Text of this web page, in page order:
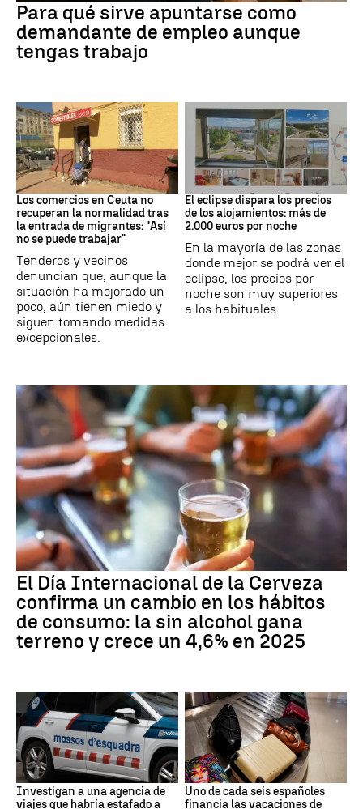
Para qué sirve apuntarse como
demandante de empleo aunque
tengas trabajo
Crisis migrantes
Los comercios en Ceuta no
recuperan la normalidad tras
la entrada de migrantes: "Así
no se puede trabajar"
Tenderos y vecinos
denuncian que, aunque la
situación ha mejorado un
poco, aún tienen miedo y
siguen tomando medidas
excepcionales.
Eclipse solar
El eclipse dispara los precios
de los alojamientos: más de
2.000 euros por noche
En la mayoría de las zonas
donde mejor se podrá ver el
eclipse, los precios por
noche son muy superiores
a los habituales.
El Día Internacional de la Cerveza
confirma un cambio en los hábitos
de consumo: la sin alcohol gana
terreno y crece un 4,6% en 2025
Investigan a una agencia de
viajes que habría estafado a
Uno de cada seis españoles
financia las vacaciones de